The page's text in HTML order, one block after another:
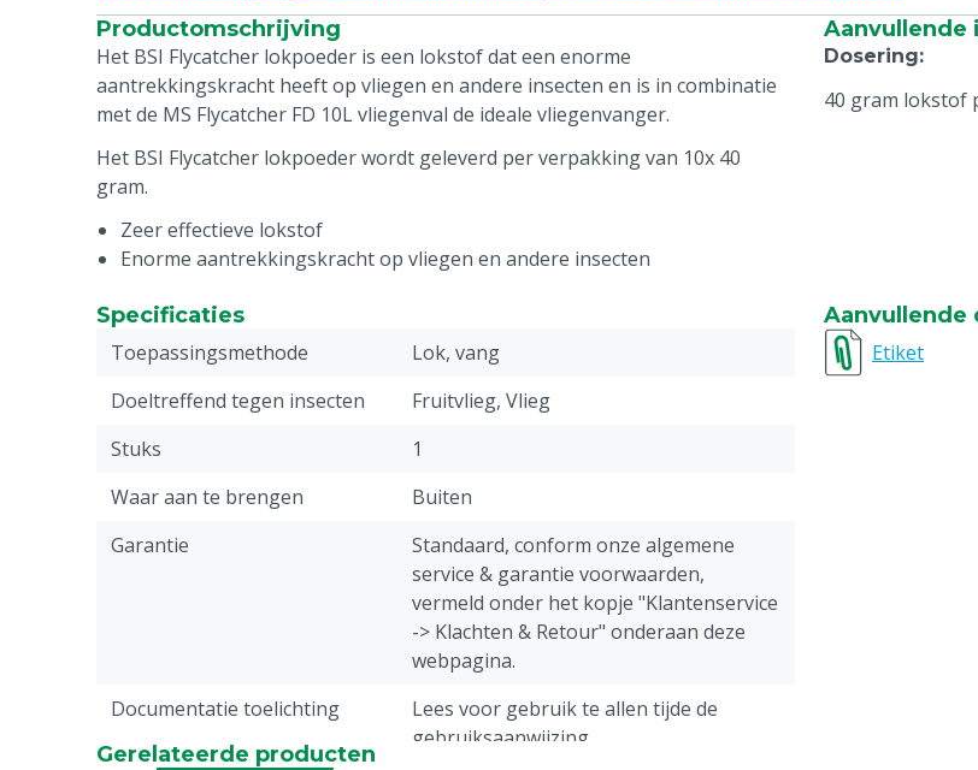
Productomschrijving
Het BSI Flycatcher lokpoeder is een lokstof dat een enorme
aantrekkingskracht heeft op vliegen en andere insecten en is in combinatie
met de MS Flycatcher FD 10L vliegenval de ideale vliegenvanger.
Het BSI Flycatcher lokpoeder wordt geleverd per verpakking van 10x 40
gram.
Zeer effectieve lokstof
Enorme aantrekkingskracht op vliegen en andere insecten
Aanvullende
Dosering:
40 gram lokstof
Specificaties
Toepassingsmethode
Lok, vang
Doeltreffend tegen insecten
Fruitvlieg, Vlieg
Stuks
1
Waar aan te brengen
Buiten
Garantie
Standaard, conform onze algemene
service & garantie voorwaarden,
vermeld onder het kopje "Klantenservice
-> Klachten & Retour" onderaan deze
webpagina.
Documentatie toelichting
Lees voor gebruik te allen tijde de
gebruiksaanwijzing.
Aanvullende
Etiket
Gerelateerde producten